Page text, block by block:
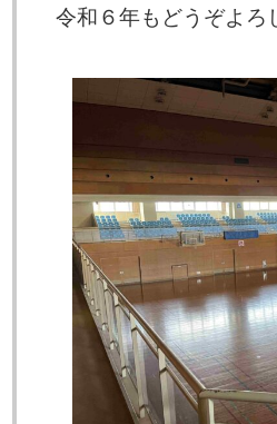
令和６年もどうぞよろ